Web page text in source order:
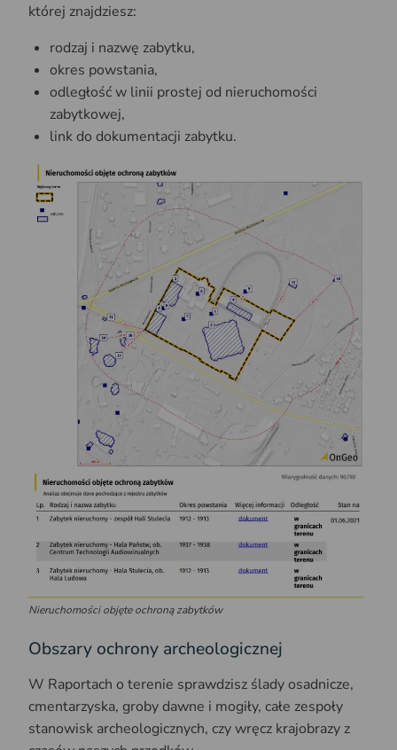
której znajdziesz:
rodzaj i nazwę zabytku,
okres powstania,
odległość w linii prostej od nieruchomości
zabytkowej,
link do dokumentacji zabytku.
Nieruchomości objęte ochroną zabytków
Obszary ochrony archeologicznej
W Raportach o terenie sprawdzisz ślady osadnicze,
cmentarzyska, groby dawne i mogiły, całe zespoły
stanowisk archeologicznych, czy wręcz krajobrazy z